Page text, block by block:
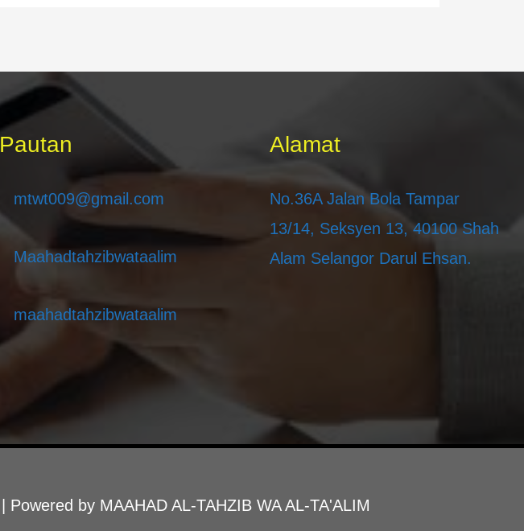
Pautan
mtwt009@gmail.com
Maahadtahzibwataalim
maahadtahzibwataalim
Alamat
No.36A Jalan Bola Tampar
13/14, Seksyen 13, 40100 Shah
Alam Selangor Darul Ehsan.
| Powered by MAAHAD AL-TAHZIB WA AL-TA'ALIM